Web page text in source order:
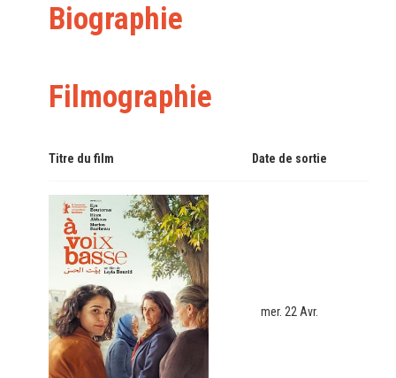
Biographie
Filmographie
Titre du film Date de sortie
mer. 22 Avr.